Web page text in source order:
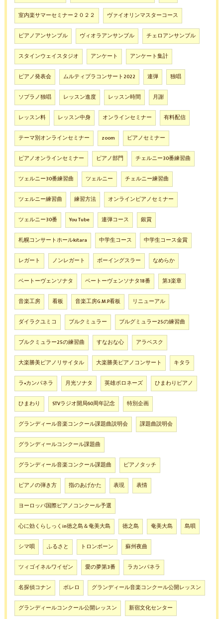
室内楽サマーセミナー２０２２ ヴァイオリンマスターコース
ピアノアンサンブル ヴィオラアンサンブル チェロアンサンブル
スタインウェイスタジオ アンケート アンケート集計
ピアノ発表会 ムルティプラコンサート2022 連弾 独唱
ソプラノ独唱 レッスン進度 レッスン時間 月謝
レッスン料 レッスン中身 オンラインセミナー 有料配信
テーマ別オンラインセミナー zoom ピアノセミナー
ピアノオンラインセミナー ピアノ部門 チェルニー30番練習曲
ツェルニー30番練習曲 ツェルニー チェルニー練習曲
ツェルニー練習曲 練習方法 オンラインピアノセミナー
ツェルニー30番 You Tube 連弾コース 銀賞
札幌コンサートホールkitara 中学生コース 中学生コース金賞
レガート ノンレガート ボーイングスラー なめらか
ベートーヴェンソナタ ベートーヴェンソナタ18番 第3楽章
音楽工房 看板 音楽工房G.M.P看板 リニューアル
ダイラクユミコ ブルクミュラー ブルグミュラー25の練習曲
ブルクミュラー25の練習曲 すなおな心 アラベスク
大楽勝美ピアノリサイタル 大楽勝美ピアノコンサート キタラ
ラ•カンパネラ 月光ソナタ 英雄ポロネーズ ひまわりピアノ
ひまわり STVラジオ開局60周年記念 特別企画
グランディール音楽コンクール課題曲説明会 課題曲説明会
グランディールコンクール課題曲
グランディール音楽コンクール課題曲 ピアノタッチ
ピアノの弾き方 指のあげかた 表現 表情
ヨーロッパ国際ピアノコンクール予選
心に効くらしっくin徳之島＆奄美大島 徳之島 奄美大島 島唄
シマ唄 ふるさと トロンボーン 蘇州夜曲
ツィゴイネルワイゼン 愛の夢第3番 ラカンパネラ
名探偵コナン ボレロ グランディール音楽コンクール公開レッスン
グランディールコンクール公開レッスン 新宿文化センター